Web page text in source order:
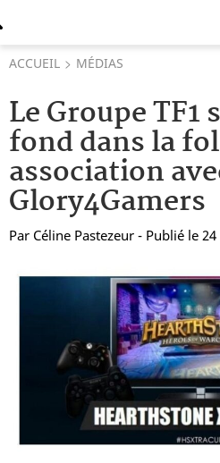
ACCUEIL MÉDIAS
Le Groupe TF1
fond dans la
association
Glory4Gamers
Par Céline Pastezeur - Publié le